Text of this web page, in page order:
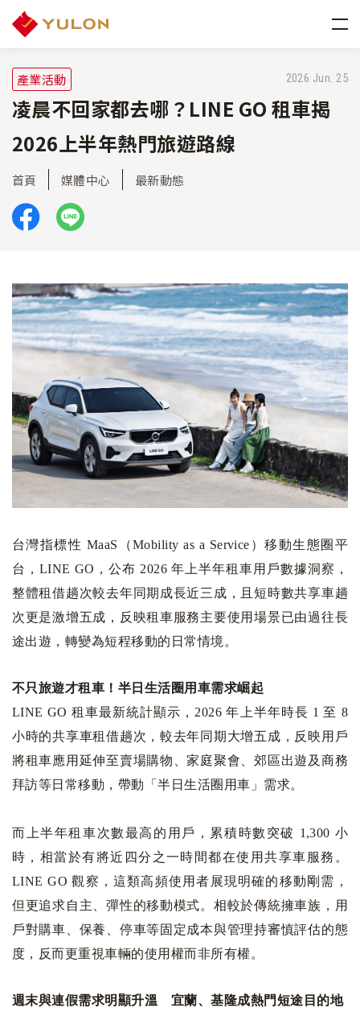
產業活動 2026 Jun. 25
凌晨不回家都去哪？LINE GO 租車揭
2026上半年熱門旅遊路線
首頁 媒體中心 最新動態
台灣指標性 MaaS（Mobility as a Service）移動生態圈平
台，LINE GO，公布 2026 年上半年租車用戶數據洞察，
整體租借趟次較去年同期成長近三成，且短時數共享車趟
次更是激增五成，反映租車服務主要使用場景已由過往長
途出遊，轉變為短程移動的日常情境。
不只旅遊才租車！半日生活圈用車需求崛起
LINE GO 租車最新統計顯示，2026 年上半年時長 1 至 8
小時的共享車租借趟次，較去年同期大增五成，反映用戶
將租車應用延伸至賣場購物、家庭聚會、郊區出遊及商務
拜訪等日常移動，帶動「半日生活圈用車」需求。
而上半年租車次數最高的用戶，累積時數突破 1,300 小
時，相當於有將近四分之一時間都在使用共享車服務。
LINE GO 觀察，這類高頻使用者展現明確的移動剛需，
但更追求自主、彈性的移動模式。相較於傳統擁車族，用
戶對購車、保養、停車等固定成本與管理持審慎評估的態
度，反而更重視車輛的使用權而非所有權。
週末與連假需求明顯升溫 宜蘭、基隆成熱門短途目的地